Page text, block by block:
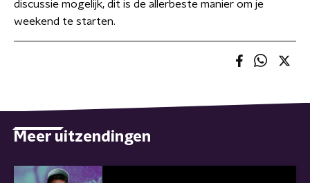
discussie mogelijk, dit is de allerbeste manier om je
weekend te starten.
Meer uitzendingen